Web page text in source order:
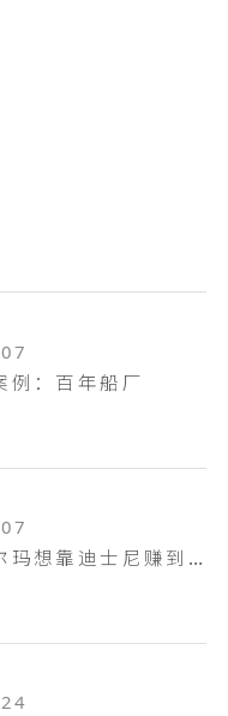
例：百年船厂
这一次沃尔玛想靠迪士尼赚到山姆赚不到的钱！